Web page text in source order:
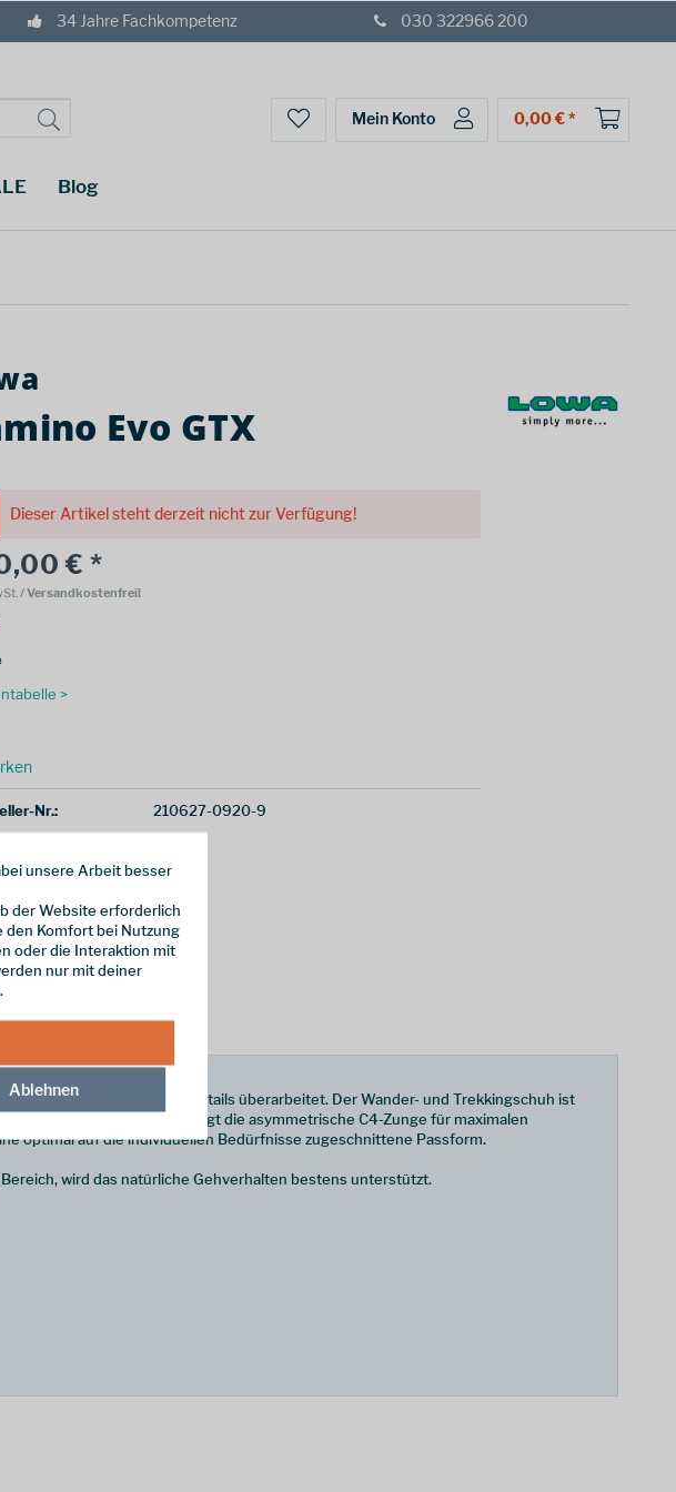
34 Jahre Fachkompetenz 030 322966 200
Mein Konto 0,00 € *
Blog
Evo GTX
Dieser Artikel steht derzeit nicht zur Verfügung!
€ *
/ Versandkostenfrei!
>
Nr.: 210627-0920-9
wurde aber in einigen Details überarbeitet. Der Wander- und Trekkingschuh ist
Darüber hinaus sorgt die asymmetrische C4-Zunge für maximalen
optimal auf die individuellen Bedürfnisse zugeschnittene Passform.
wird das natürliche Gehverhalten bestens unterstützt.
unsere Arbeit besser
der Website erforderlich
den Komfort bei Nutzung
oder die Interaktion mit
nur mit deiner
Ablehnen